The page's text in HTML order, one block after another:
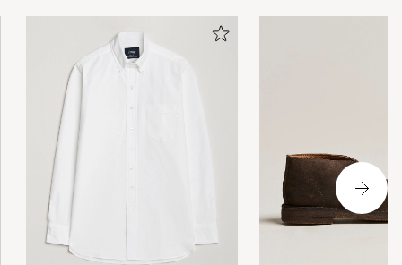
Læs mere om Drake’s og vores besøg hos dem i London »